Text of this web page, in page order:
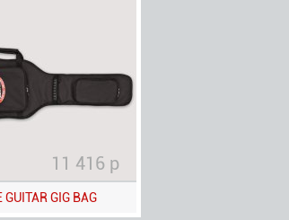
11 416 р
GUITAR GIG BAG